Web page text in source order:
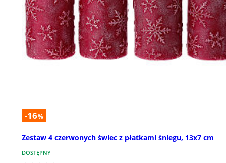
-16%
Zestaw 4 czerwonych świec z płatkami śniegu, 13x7 cm
DOSTĘPNY